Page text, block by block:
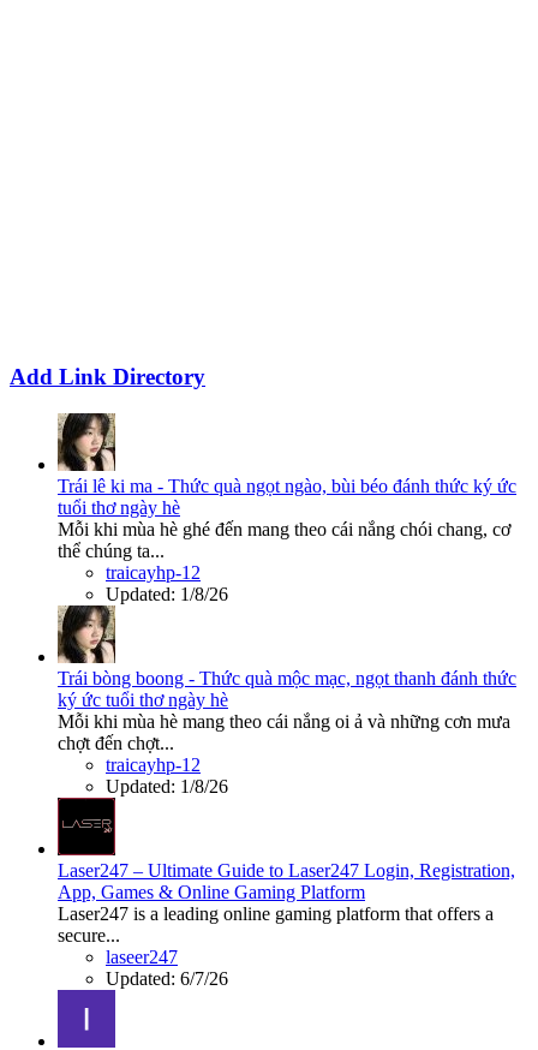
Add Link Directory
Trái lê ki ma - Thức quà ngọt ngào, bùi béo đánh thức ký ức
tuổi thơ ngày hè
Mỗi khi mùa hè ghé đến mang theo cái nắng chói chang, cơ
thể chúng ta...
traicayhp-12
Updated: 1/8/26
Trái bòng boong - Thức quà mộc mạc, ngọt thanh đánh thức
ký ức tuổi thơ ngày hè
Mỗi khi mùa hè mang theo cái nắng oi ả và những cơn mưa
chợt đến chợt...
traicayhp-12
Updated: 1/8/26
Laser247 – Ultimate Guide to Laser247 Login, Registration,
App, Games & Online Gaming Platform
Laser247 is a leading online gaming platform that offers a
secure...
laseer247
Updated: 6/7/26